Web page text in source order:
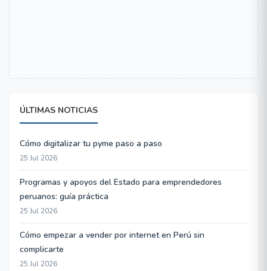
ÚLTIMAS NOTICIAS
Cómo digitalizar tu pyme paso a paso
25 Jul 2026
Programas y apoyos del Estado para emprendedores
peruanos: guía práctica
25 Jul 2026
Cómo empezar a vender por internet en Perú sin
complicarte
25 Jul 2026